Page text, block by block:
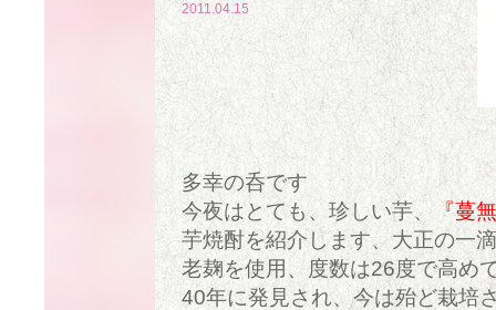
2011.04.15
多幸の呑です
今夜はとても、珍しい芋、
『蔓
芋焼酎を紹介します、大正の一
老麹を使用、度数は26度で高め
40年に発見され、今は殆ど栽培